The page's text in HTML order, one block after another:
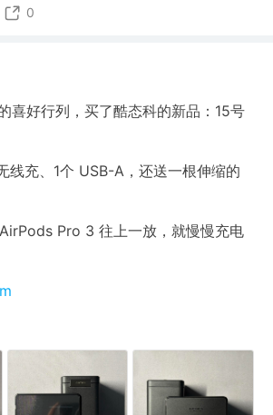
0
喜好行列，买了酷态科的新品：15号
线充、1个 USB-A，还送一根伸缩的
Pro 3 往上一放，就慢慢充电